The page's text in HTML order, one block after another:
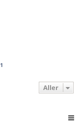
1
Aller